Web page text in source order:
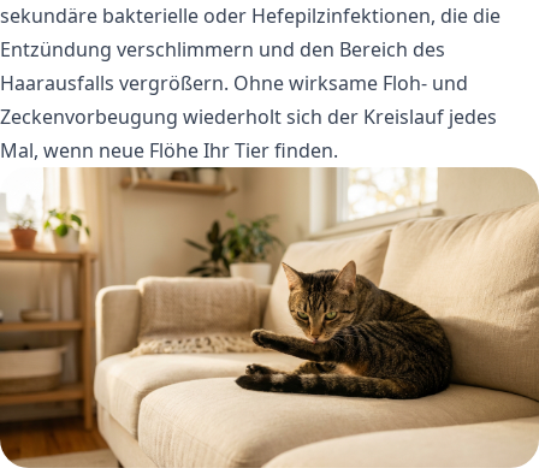
sekundäre bakterielle oder Hefepilzinfektionen, die die
Entzündung verschlimmern und den Bereich des
Haarausfalls vergrößern. Ohne wirksame Floh- und
Zeckenvorbeugung wiederholt sich der Kreislauf jedes
Mal, wenn neue Flöhe Ihr Tier finden.